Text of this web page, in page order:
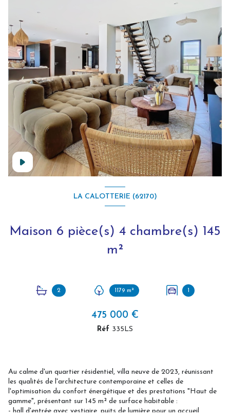
LA CALOTTERIE (62170)
Maison 6 pièce(s) 4 chambre(s) 145
m²
2 1179 m² 1
475 000 €
Réf 335LS
Au calme d'un quartier résidentiel, villa neuve de 2023, réunissant
les qualités de l'architecture contemporaine et celles de
l'optimisation du confort énergétique et des prestations "Haut de
gamme", présentant sur 145 m² de surface habitable :
- hall d'entrée avec vestiaire, puits de lumière pour un accueil